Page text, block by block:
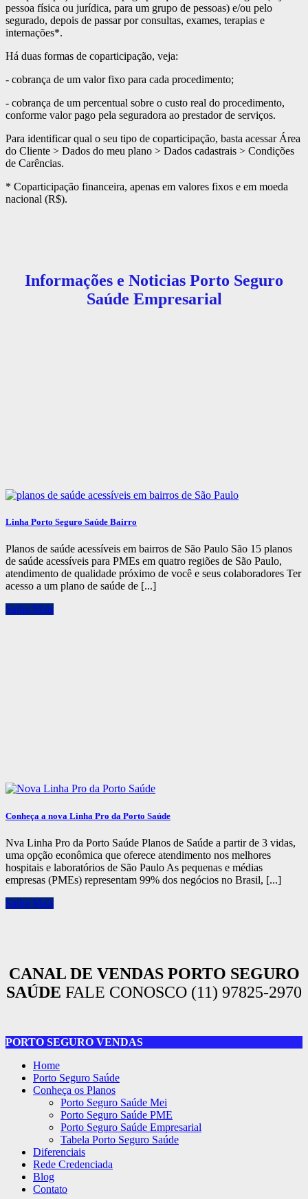
pessoa física ou jurídica, para um grupo de pessoas) e/ou pelo
segurado, depois de passar por consultas, exames, terapias e
internações*.
Há duas formas de coparticipação, veja:
- cobrança de um valor fixo para cada procedimento;
- cobrança de um percentual sobre o custo real do procedimento,
conforme valor pago pela seguradora ao prestador de serviços.
Para identificar qual o seu tipo de coparticipação, basta acessar Área
do Cliente > Dados do meu plano > Dados cadastrais > Condições
de Carências.
* Coparticipação financeira, apenas em valores fixos e em moeda
nacional (R$).
Informações e Noticias Porto Seguro
Saúde Empresarial
Linha Porto Seguro Saúde Bairro
Planos de saúde acessíveis em bairros de São Paulo São 15 planos
de saúde acessíveis para PMEs em quatro regiões de São Paulo,
atendimento de qualidade próximo de você e seus colaboradores Ter
acesso a um plano de saúde de [...]
Saiba Mais
Conheça a nova Linha Pro da Porto Saúde
Nva Linha Pro da Porto Saúde Planos de Saúde a partir de 3 vidas,
uma opção econômica que oferece atendimento nos melhores
hospitais e laboratórios de São Paulo As pequenas e médias
empresas (PMEs) representam 99% dos negócios no Brasil, [...]
Saiba Mais
CANAL DE VENDAS PORTO SEGURO
SAÚDE FALE CONOSCO (11) 97825-2970
PORTO SEGURO VENDAS
Home
Porto Seguro Saúde
Conheça os Planos
Porto Seguro Saúde Mei
Porto Seguro Saúde PME
Porto Seguro Saúde Empresarial
Tabela Porto Seguro Saúde
Diferenciais
Rede Credenciada
Blog
Contato